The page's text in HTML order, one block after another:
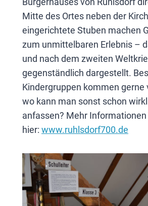
Mitte des Ortes neben der
eingerichtete Stuben machen
zum unmittelbaren Erlebnis –
und nach dem zweiten
gegenständlich dargestellt.
Kindergruppen kommen gerne
wo kann man sonst schon
anfassen? Mehr Informationen
hier: www.ruhlsdorf700.de